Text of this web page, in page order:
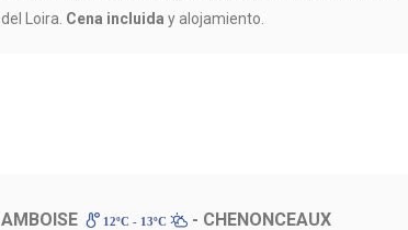
del Loira. Cena incluida y alojamiento.
AMBOISE 12ºC - 13ºC - CHENONCEAUX